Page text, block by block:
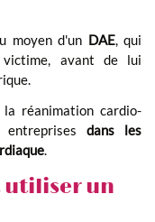
moyen d'un DAE, qui
avant de lui
réanimation cardio-
dans les
.
utiliser un